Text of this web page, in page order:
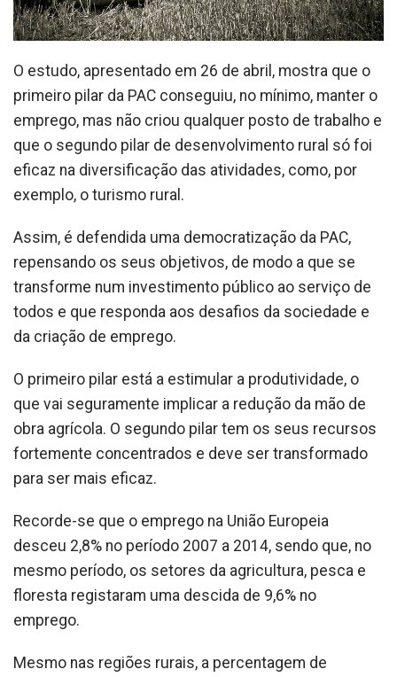
O estudo, apresentado em 26 de abril, mostra que o
primeiro pilar da PAC conseguiu, no mínimo, manter o
emprego, mas não criou qualquer posto de trabalho e
que o segundo pilar de desenvolvimento rural só foi
eficaz na diversificação das atividades, como, por
exemplo, o turismo rural.
Assim, é defendida uma democratização da PAC,
repensando os seus objetivos, de modo a que se
transforme num investimento público ao serviço de
todos e que responda aos desafios da sociedade e
da criação de emprego.
O primeiro pilar está a estimular a produtividade, o
que vai seguramente implicar a redução da mão de
obra agrícola. O segundo pilar tem os seus recursos
fortemente concentrados e deve ser transformado
para ser mais eficaz.
Recorde-se que o emprego na União Europeia
desceu 2,8% no período 2007 a 2014, sendo que, no
mesmo período, os setores da agricultura, pesca e
floresta registaram uma descida de 9,6% no
emprego.
Mesmo nas regiões rurais, a percentagem de